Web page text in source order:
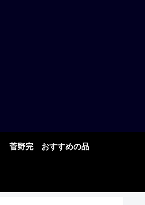
菅野完 おすすめの品